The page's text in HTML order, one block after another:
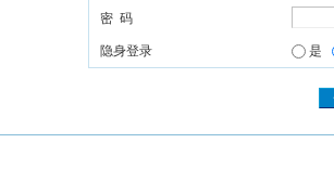
密 码
隐身登录 是